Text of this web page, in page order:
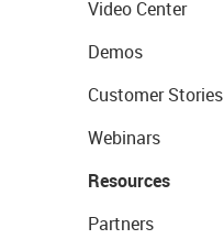
Video Center
Demos
Customer Stories
Webinars
Resources
Partners